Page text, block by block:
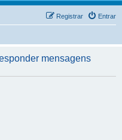
Entrar
Registrar
mensagens